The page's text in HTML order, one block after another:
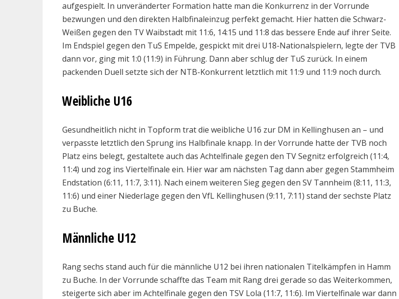
aufgespielt. In unveränderter Formation hatte man die Konkurrenz in der Vorrunde
bezwungen und den direkten Halbfinaleinzug perfekt gemacht. Hier hatten die Schwarz-
Weißen gegen den TV Waibstadt mit 11:6, 14:15 und 11:8 das bessere Ende auf ihrer Seite.
Im Endspiel gegen den TuS Empelde, gespickt mit drei U18-Nationalspielern, legte der TVB
dann vor, ging mit 1:0 (11:9) in Führung. Dann aber schlug der TuS zurück. In einem
packenden Duell setzte sich der NTB-Konkurrent letztlich mit 11:9 und 11:9 noch durch.
Weibliche U16
Gesundheitlich nicht in Topform trat die weibliche U16 zur DM in Kellinghusen an – und
verpasste letztlich den Sprung ins Halbfinale knapp. In der Vorrunde hatte der TVB noch
Platz eins belegt, gestaltete auch das Achtelfinale gegen den TV Segnitz erfolgreich (11:4,
11:4) und zog ins Viertelfinale ein. Hier war am nächsten Tag dann aber gegen Stammheim
Endstation (6:11, 11:7, 3:11). Nach einem weiteren Sieg gegen den SV Tannheim (8:11, 11:3,
11:6) und einer Niederlage gegen den VfL Kellinghusen (9:11, 7:11) stand der sechste Platz
zu Buche.
Männliche U12
Rang sechs stand auch für die männliche U12 bei ihren nationalen Titelkämpfen in Hamm
zu Buche. In der Vorrunde schaffte das Team mit Rang drei gerade so das Weiterkommen,
steigerte sich aber im Achtelfinale gegen den TSV Lola (11:7, 11:6). Im Viertelfinale war dann